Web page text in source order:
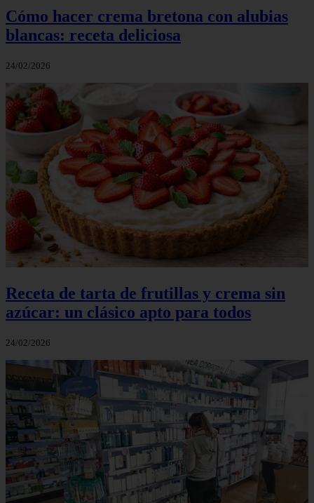
Cómo hacer crema bretona con alubias
blancas: receta deliciosa
24/02/2026
Receta de tarta de frutillas y crema sin
azúcar: un clásico apto para todos
24/02/2026